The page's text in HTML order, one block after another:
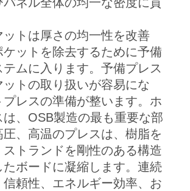
ットは厚さの均一性を改善
ケットを除去するために予備
テムに入ります。予備プレス
ットの取り扱いが容易にな
プレスの準備が整います。ホ
は、OSB製造の最も重要な部
、高温のプレスは、樹脂を
トランドを剛性のある構造
たボードに凝縮します。連続
信頼性、エネルギー効率、お